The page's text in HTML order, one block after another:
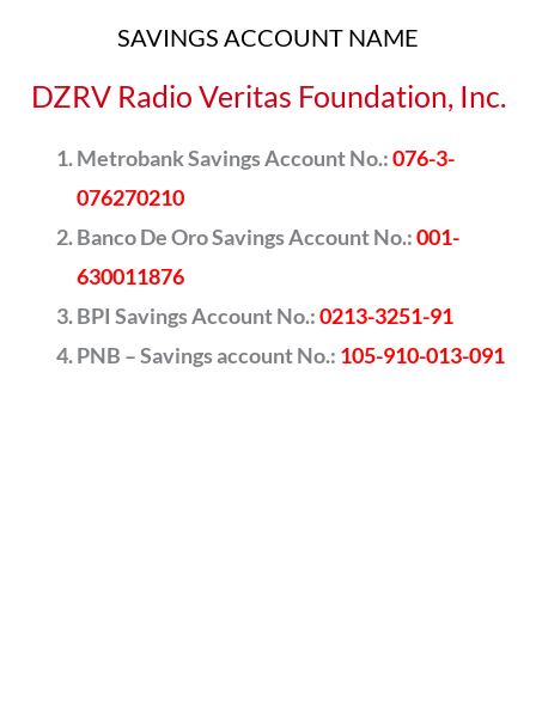
SAVINGS ACCOUNT NAME
DZRV Radio Veritas Foundation, Inc.
Metrobank Savings Account No.:076-3-
076270210
Banco De Oro Savings Account No.:001-
630011876
BPI Savings Account No.:0213-3251-91
PNB – Savings account No.: 105-910-013-091